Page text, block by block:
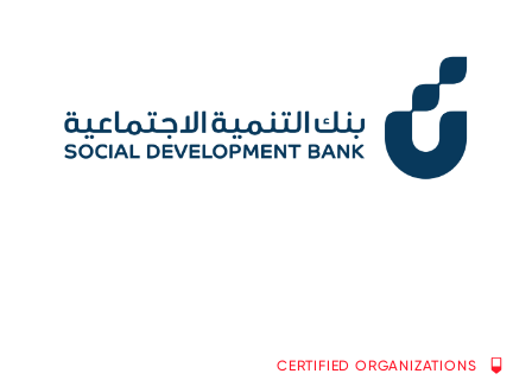
CERTIFIED ORGANIZATIONS